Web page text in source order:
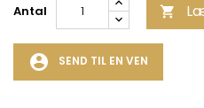
Antal 
account_circle SEND TIL EN VEN